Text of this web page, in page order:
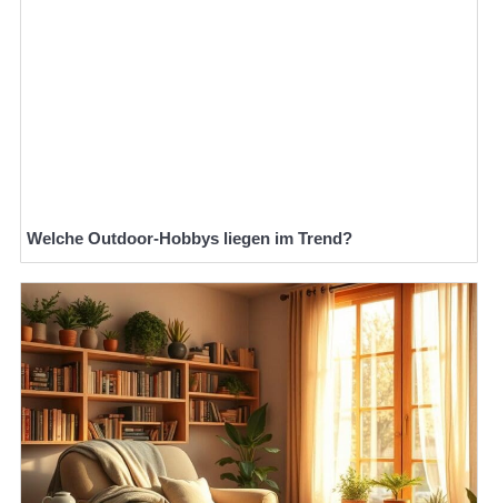
Welche Outdoor-Hobbys liegen im Trend?